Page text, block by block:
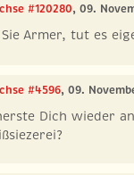
#120280, 09.
Sie Armer, tut es
#4596, 09.
Dich wieder